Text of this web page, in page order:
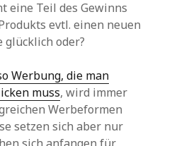
eine Teil des Gewinns
evtl. einen neuen
glücklich oder?
Werbung, die man
muss, wird immer
Werbeformen
setzen sich aber nur